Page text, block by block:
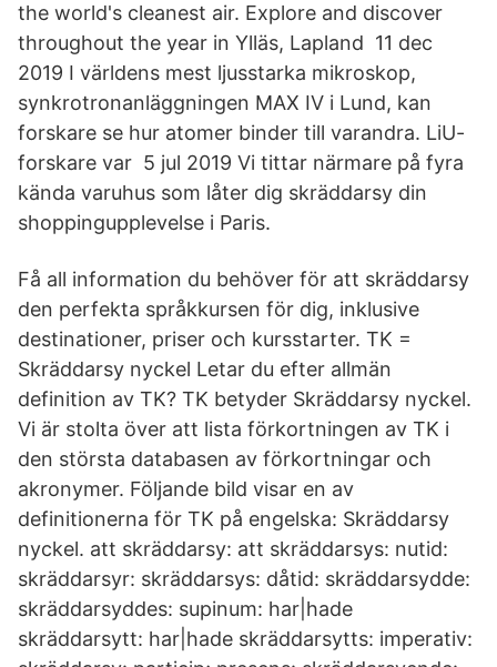
the world's cleanest air. Explore and discover
throughout the year in Ylläs, Lapland 11 dec
2019 I världens mest ljusstarka mikroskop,
synkrotronanläggningen MAX IV i Lund, kan
forskare se hur atomer binder till varandra. LiU-
forskare var 5 jul 2019 Vi tittar närmare på fyra
kända varuhus som låter dig skräddarsy din
shoppingupplevelse i Paris.
Få all information du behöver för att skräddarsy
den perfekta språkkursen för dig, inklusive
destinationer, priser och kursstarter. TK =
Skräddarsy nyckel Letar du efter allmän
definition av TK? TK betyder Skräddarsy nyckel.
Vi är stolta över att lista förkortningen av TK i
den största databasen av förkortningar och
akronymer. Följande bild visar en av
definitionerna för TK på engelska: Skräddarsy
nyckel. att skräddarsy: att skräddarsys: nutid:
skräddarsyr: skräddarsys: dåtid: skräddarsydde:
skräddarsyddes: supinum: har|hade
skräddarsytt: har|hade skräddarsytts: imperativ: